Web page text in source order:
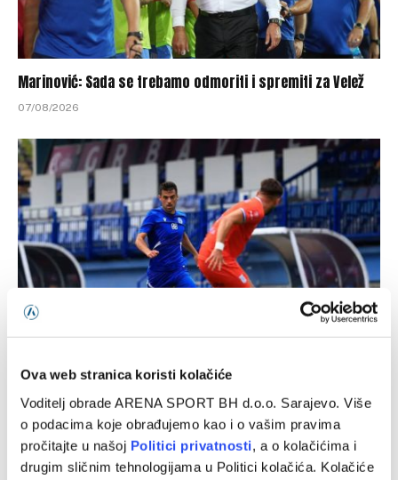
Ova web stranica koristi kolačiće
Voditelj obrade ARENA SPORT BH d.o.o. Sarajevo. Više
o podacima koje obrađujemo kao i o vašim pravima
pročitajte u našoj Politici privatnosti, a o kolačićima i
drugim sličnim tehnologijama u Politici kolačića. Kolačiće
Marinović: Sada se trebamo odmoriti i spremiti za Velež
07/08/2026
Željezničar i BSK večeras na Grbavici otvaraju novu sezonu
WWin lige BiH
07/08/2026